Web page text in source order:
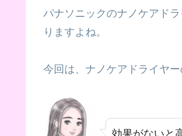
パナソニックのナノケアド
りますよね。
今回は、ナノケアドライヤ
効果がないと